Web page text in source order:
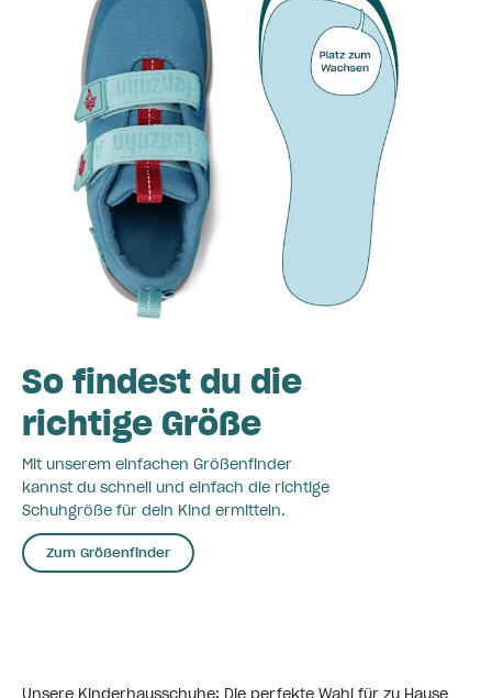
So findest du die
richtige Größe
Mit unserem einfachen Größenfinder
kannst du schnell und einfach die richtige
Schuhgröße für dein Kind ermitteln.
Zum Größenfinder
Unsere Kinderhausschuhe: Die perfekte Wahl für zu Hause